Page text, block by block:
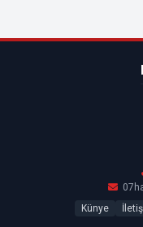
Künye